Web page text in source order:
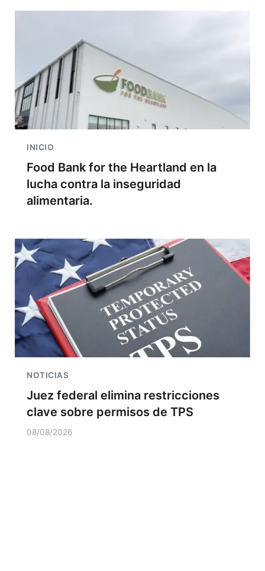
INICIO
Food Bank for the Heartland en la
lucha contra la inseguridad
alimentaria.
NOTICIAS
Juez federal elimina restricciones
clave sobre permisos de TPS
08/08/2026